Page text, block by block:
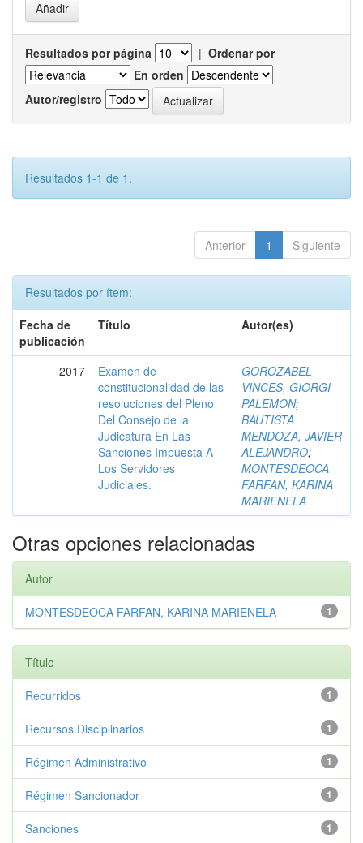
Resultados por página | Ordenar por
En orden
Autor/registro
Resultados 1-1 de 1.
Anterior 1 Siguiente
Resultados por ítem:
Fecha de
publicación
Título Autor(es)
2017
Examen de
constitucionalidad de las
resoluciones del Pleno
Del Consejo de la
Judicatura En Las
Sanciones Impuesta A
Los Servidores
Judiciales.
GOROZABEL
VINCES, GIORGI
PALEMON;
BAUTISTA
MENDOZA, JAVIER
ALEJANDRO;
MONTESDEOCA
FARFAN, KARINA
MARIENELA
Otras opciones relacionadas
Autor
1
MONTESDEOCA FARFAN, KARINA MARIENELA
Título
1
Recurridos
1
Recursos Disciplinarios
1
Régimen Administrativo
1
Régimen Sancionador
1
Sanciones